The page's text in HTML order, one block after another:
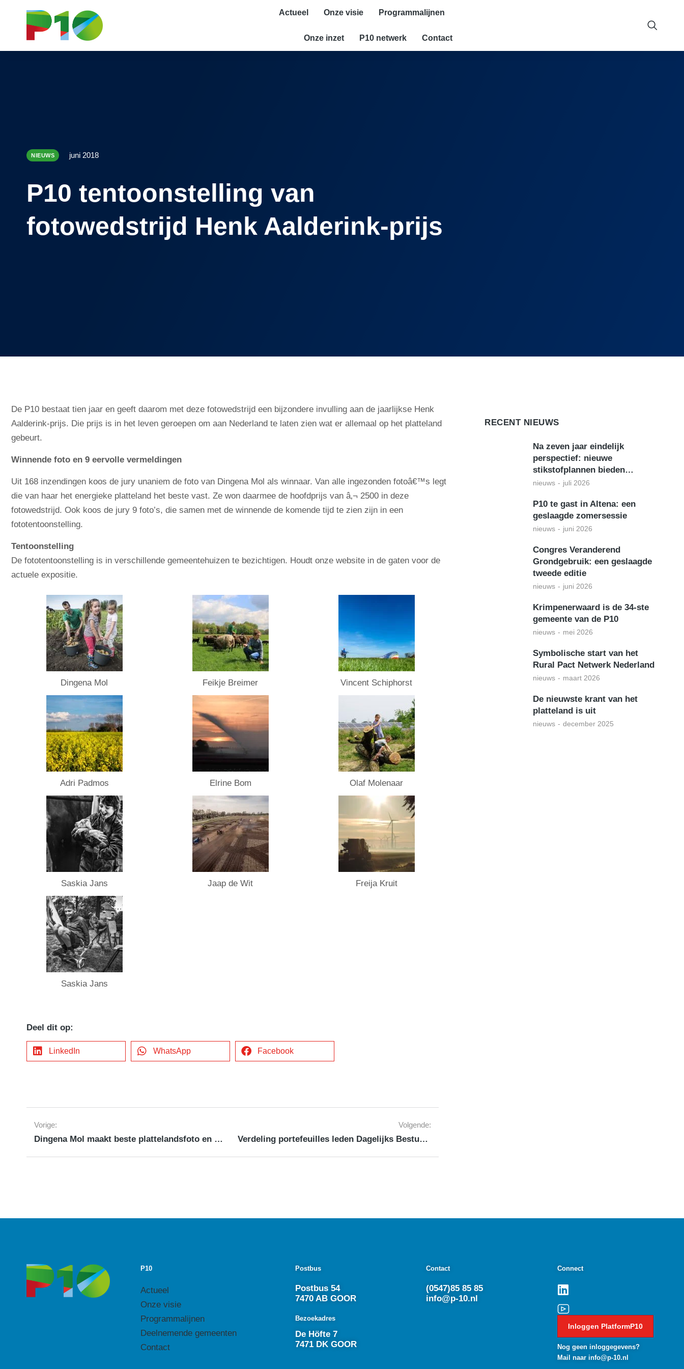
Actueel Onze visie Programmalijnen
Onze inzet P10 netwerk Contact
NIEUWS juni 2018
P10 tentoonstelling van
fotowedstrijd Henk Aalderink-prijs
De P10 bestaat tien jaar en geeft daarom met deze fotowedstrijd een bijzondere invulling aan de jaarlijkse Henk
Aalderink-prijs. Die prijs is in het leven geroepen om aan Nederland te laten zien wat er allemaal op het platteland
gebeurt.
Winnende foto en 9 eervolle vermeldingen
Uit 168 inzendingen koos de jury unaniem de foto van Dingena Mol als winnaar. Van alle ingezonden fotoâ€™s legt
die van haar het energieke platteland het beste vast. Ze won daarmee de hoofdprijs van â‚¬ 2500 in deze
fotowedstrijd. Ook koos de jury 9 foto’s, die samen met de winnende de komende tijd te zien zijn in een
fototentoonstelling.
Tentoonstelling
De fototentoonstelling is in verschillende gemeentehuizen te bezichtigen. Houdt onze website in de gaten voor de
actuele expositie.
Dingena Mol Feikje Breimer Vincent Schiphorst
Adri Padmos Elrine Bom Olaf Molenaar
Saskia Jans Jaap de Wit Freija Kruit
Saskia Jans
Deel dit op:
LinkedIn WhatsApp Facebook
Vorige:
Dingena Mol maakt beste plattelandsfoto en wint Henk Aalderink-prijs
Volgende:
Verdeling portefeuilles leden Dagelijks Bestuur bekend
RECENT NIEUWS
Na zeven jaar eindelijk
perspectief: nieuwe
stikstofplannen bieden…
nieuws juli 2026
P10 te gast in Altena: een
geslaagde zomersessie
nieuws juni 2026
Congres Veranderend
Grondgebruik: een geslaagde
tweede editie
nieuws juni 2026
Krimpenerwaard is de 34-ste
gemeente van de P10
nieuws mei 2026
Symbolische start van het
Rural Pact Netwerk Nederland
nieuws maart 2026
De nieuwste krant van het
platteland is uit
nieuws december 2025
P10
Actueel
Onze visie
Programmalijnen
Deelnemende gemeenten
Contact
Postbus
Postbus 54
7470 AB GOOR
Bezoekadres
De Höfte 7
7471 DK GOOR
Contact
(0547)85 85 85
info@p-10.nl
Connect
Inloggen PlatformP10
Nog geen inloggegevens?
Mail naar info@p-10.nl